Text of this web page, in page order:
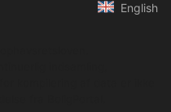
English